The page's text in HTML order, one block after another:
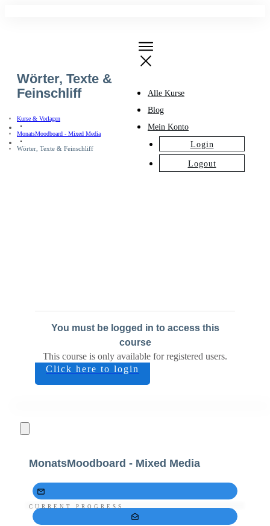
Alle Kurse
Blog
Mein Konto
Login
Logout
Wörter, Texte &
Feinschliff
Kurse & Vorlagen
MonatsMoodboard - Mixed Media
Wörter, Texte & Feinschliff
You must be logged in to access this
course
This course is only available for registered users.
Click here to login
MonatsMoodboard - Mixed Media
CURRENT PROGRESS